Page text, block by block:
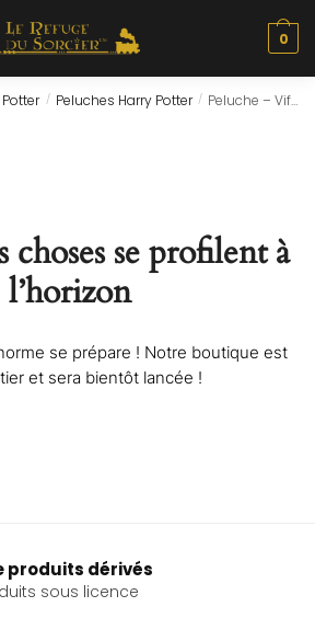
0
/ Peluches Harry Potter / Peluche – Vif D’Or (10cm)
choses se profilent à
l’horizon
se prépare ! Notre boutique est
et sera bientôt lancée !
produits dérivés
sous licence